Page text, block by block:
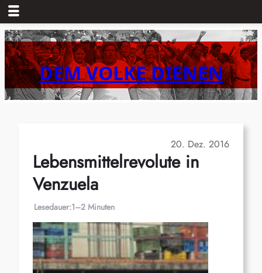
Zum
Inhalt
springenDEM VOLKE DIENEN
20. Dez. 2016
Lebensmittelrevolute in
Venzuela
Lesedauer:1–2 Minuten